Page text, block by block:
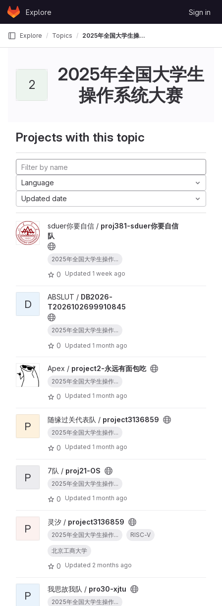
Skip to content
GitLabExplore Sign in
Explore Topics 2025年全国大学生操作系统大赛
2
2025年全国大学生
操作系统大赛
Projects with this topic
Language
Updated date
sduer你要自信 / proj381-sduer你要自信
队
2025年全国大学生操作...
0 Updated 1 week ago
D
ABSLUT / DB2026-
T2026102699910845
2025年全国大学生操作...
0 Updated 1 month ago
Apex / project2-永远有面包吃
2025年全国大学生操作...
0 Updated 1 month ago
P
随缘过关代表队 / project3136859
2025年全国大学生操作...
0 Updated 1 month ago
P
7队 / proj21-OS
2025年全国大学生操作...
0 Updated 1 month ago
P
灵汐 / project3136859
2025年全国大学生操作... RISC-V
北京工商大学
0 Updated 2 months ago
P
我思故我队 / pro30-xjtu
2025年全国大学生操作...